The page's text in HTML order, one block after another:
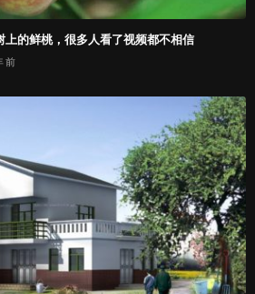
上的鲜桃，很多人看了视频都不相信
前